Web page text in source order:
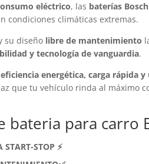
eléctrico, las baterías
condiciones climáticas extremas.
su diseño libre de mantenimiento
y tecnología de vanguardia.
energética, carga rápida
que tu vehículo rinda al máximo
bateria para carro
STOP ⚡